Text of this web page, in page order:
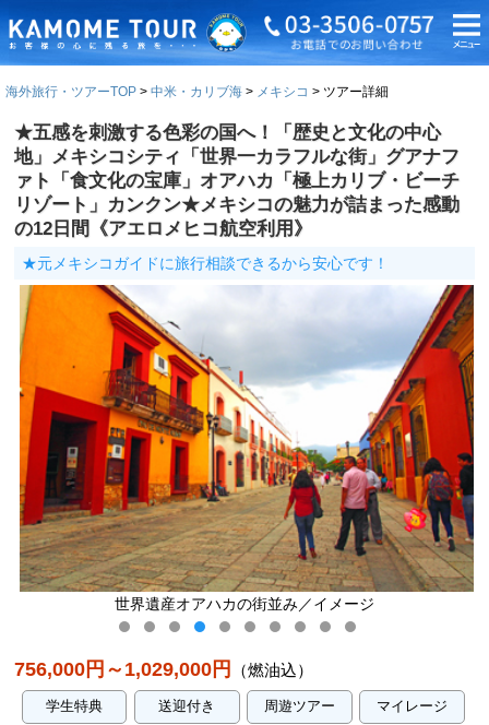
海外旅行・ツアーTOP 中米・カリブ海 メキシコ ツアー詳細
★五感を刺激する色彩の国へ！「歴史と文化の中心
地」メキシコシティ「世界一カラフルな街」グアナフ
ァト「食文化の宝庫」オアハカ「極上カリブ・ビーチ
リゾート」カンクン★メキシコの魅力が詰まった感動
の12日間《アエロメヒコ航空利用》
★元メキシコガイドに旅行相談できるから安心です！
世界遺産オアハカの街並み／イメージ
756,000円～1,029,000円 （燃油込）
学生特典 送迎付き 周遊ツアー マイレージ